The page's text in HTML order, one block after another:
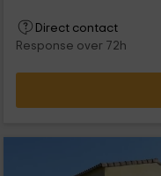
Direct contact
Response over 72h